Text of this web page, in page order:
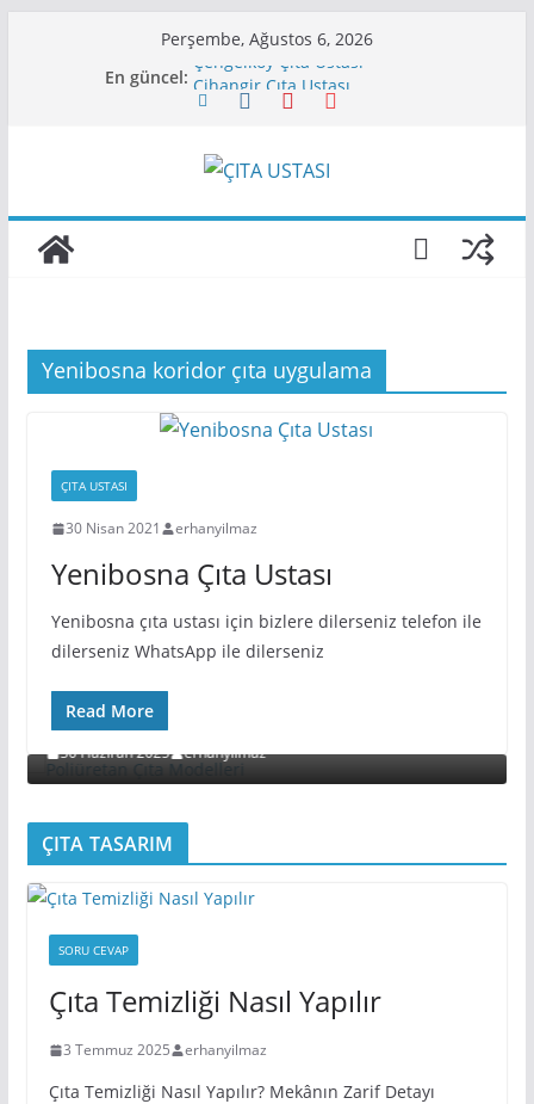
Perşembe, Ağustos 6, 2026
En güncel: Çengelköy Çıta Ustası
Cihangir Çıta Ustası
Beylerbeyi Çıta Firması
Aksaray Çıta Ustası
Yenibosna koridor çıta uygulama
ÇITA USTASI
30 Nisan 2021 erhanyilmaz
Yenibosna Çıta Ustası
Yenibosna çıta ustası için bizlere dilerseniz telefon ile
dilerseniz WhatsApp ile dilerseniz
Read More
Poliüretan Çıta Modelleri
30 Haziran 2025 erhanyilmaz
ÇITA TASARIM
SORU CEVAP
Çıta Temizliği Nasıl Yapılır
3 Temmuz 2025 erhanyilmaz
Çıta Temizliği Nasıl Yapılır? Mekânın Zarif Detayı